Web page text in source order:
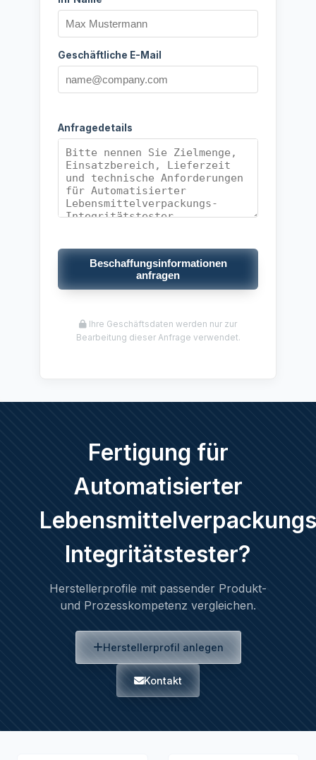
Geschäftliche E-Mail
Anfragedetails
Beschaffungsinformationen
anfragen
Ihre Geschäftsdaten werden nur zur
Bearbeitung dieser Anfrage verwendet.
Fertigung für
Automatisierter
Integritätstester?
Herstellerprofile mit passender Produkt-
und Prozesskompetenz vergleichen.
Herstellerprofil anlegen
Kontakt